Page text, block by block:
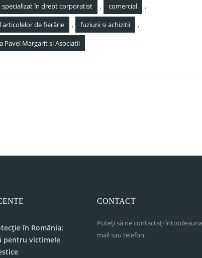
specializat în drept corporatist , comercial ,
de fierărie , fuziuni si achizitii ,
Pavel Margarit si Asociatii
în România:
pentru victimele
CONTACT
Puteți să ne contactați
mail sau telefon.